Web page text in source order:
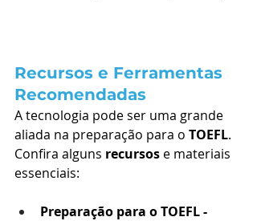
Recursos e Ferramentas
Recomendadas
A tecnologia pode ser uma grande
aliada na preparação para o TOEFL.
Confira alguns recursos e materiais
essenciais:
Preparação para o TOEFL -